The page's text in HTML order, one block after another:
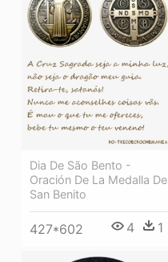
Dia De São Bento -
Oración De La Medalla De
San Benito
427*602 4 1